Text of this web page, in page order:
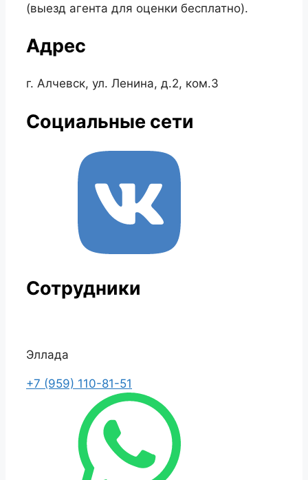
(выезд агента для оценки бесплатно).
Адрес
г. Алчевск, ул. Ленина, д.2, ком.3
Социальные сети
Сотрудники
Эллада
+7 (959) 110-81-51